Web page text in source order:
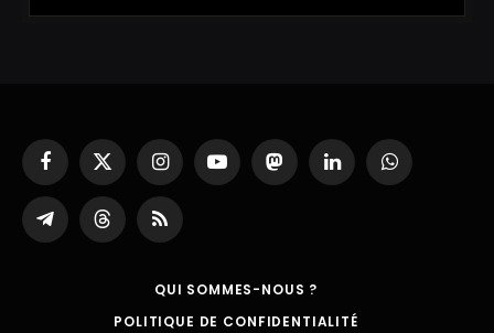
Facebook
X
(Twitter)
InstagramYouTubeMastodonLinkedInWhatsApp
Partager
sur
ThreadsRSS
QUI SOMMES-NOUS ?
POLITIQUE DE CONFIDENTIALITÉ